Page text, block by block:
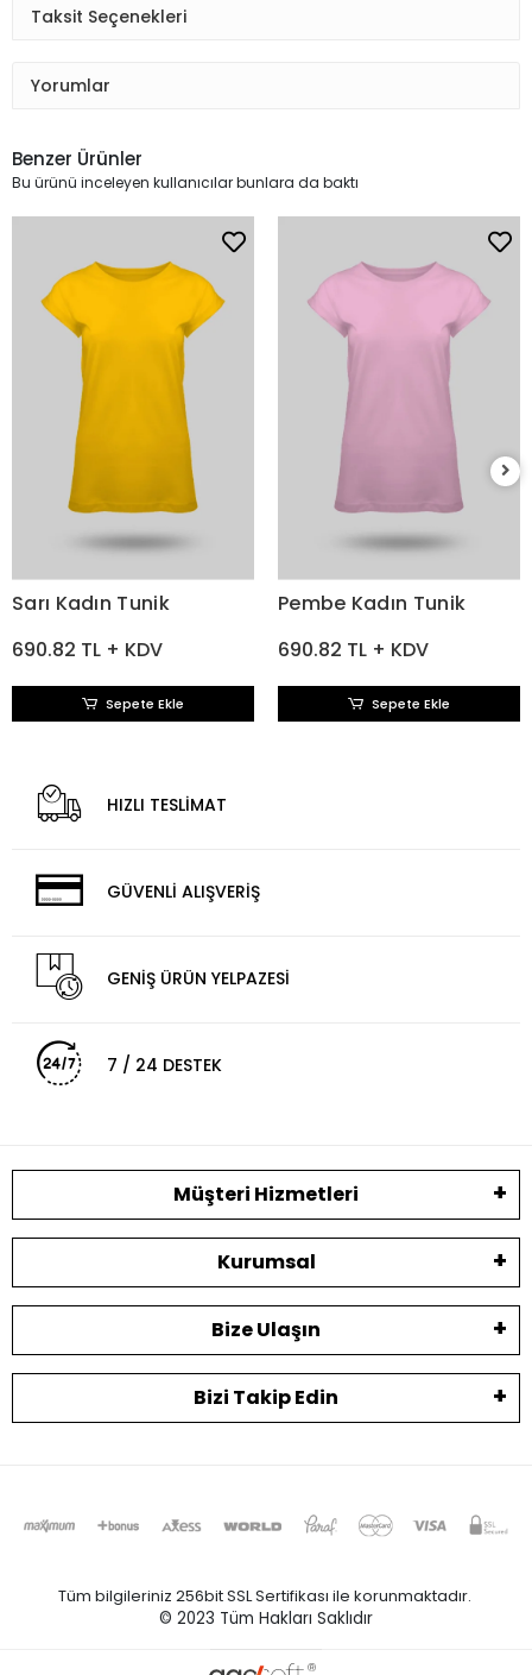
Taksit Seçenekleri
Yorumlar
Benzer Ürünler
Bu ürünü inceleyen kullanıcılar bunlara da baktı
Sarı Kadın Tunik
690.82 TL + KDV
Sepete Ekle
Pembe Kadın Tunik
690.82 TL + KDV
Sepete Ekle
HIZLI TESLİMAT
GÜVENLİ ALIŞVERİŞ
GENİŞ ÜRÜN YELPAZESİ
7 / 24 DESTEK
Müşteri Hizmetleri
Kurumsal
Bize Ulaşın
Bizi Takip Edin
Tüm bilgileriniz 256bit SSL Sertifikası ile korunmaktadır.
© 2023 Tüm Hakları Saklıdır